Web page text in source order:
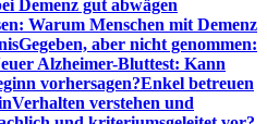
Demenz gut abwägen
Warum Menschen mit Demenz
Gegeben, aber nicht genommen:
Alzheimer-Bluttest: Kann
vorhersagen?Enkel betreuen
Verhalten verstehen und